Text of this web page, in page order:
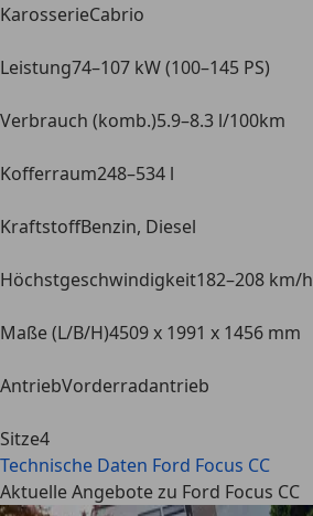
KarosserieCabrio
Leistung74–107 kW (100–145 PS)
Verbrauch (komb.)5.9–8.3 l/100km
Kofferraum248–534 l
KraftstoffBenzin, Diesel
Höchstgeschwindigkeit182–208 km/h
Maße (L/B/H)4509 x 1991 x 1456 mm
AntriebVorderradantrieb
Sitze4
Technische Daten Ford Focus CC
Aktuelle Angebote zu Ford Focus CC